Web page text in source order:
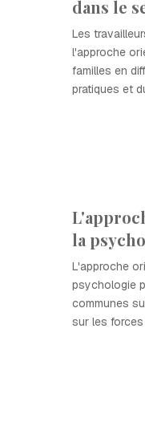
dans le
Les
l'approche
familles en
pratiques et
la
L'approche
psychologie
communes
sur les